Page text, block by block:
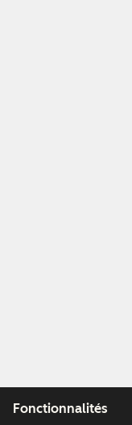
Fonctionnalités